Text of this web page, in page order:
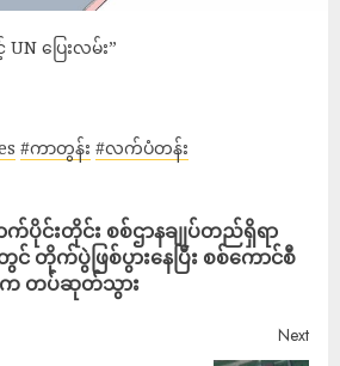
ပြေးလမ်း”
#ကာတွန်း #လက်ပံတန်း
က်ပိုင်းတိုင်း စစ်ဌာနချုပ်တည်ရှိရာ
င် တိုက်ပွဲဖြစ်ပွားနေပြီး စစ်ကောင်စီ
တပ်ဆုတ်သွား
Next